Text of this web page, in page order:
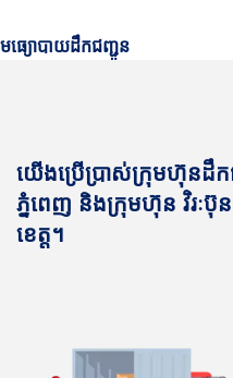
មធ្យោបាយដឹកជញ្ជូន
យើងប្រើប្រាស់ក្រុមហ៊ុនដឹ
ភ្នំពេញ និងក្រុមហ៊ុន វិរៈប៊ុ
ខេត្ត។